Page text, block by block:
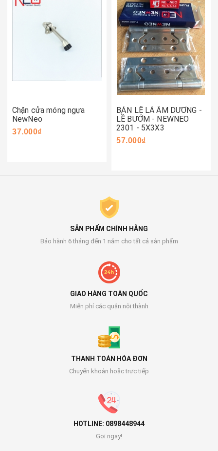
Chặn cửa móng ngựa
NewNeo
37.000₫
BẢN LỀ LÁ ÂM DƯƠNG -
LỀ BƯỚM - NEWNEO
2301 - 5X3X3
57.000₫
SẢN PHẨM CHÍNH HÃNG
Bảo hành 6 tháng đến 1 năm cho tất cả sản phẩm
GIAO HÀNG TOÀN QUỐC
Miễn phí các quận nội thành
THANH TOÁN HÓA ĐƠN
Chuyển khoản hoặc trực tiếp
HOTLINE: 0898448944
Gọi ngay!